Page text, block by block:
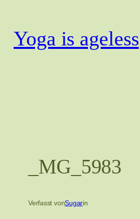
springen
Yoga is ageless
_MG_5983
Verfasst vonSugarin